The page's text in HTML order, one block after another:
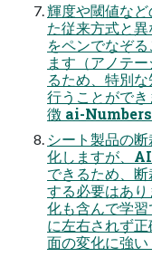
輝度や閾値な
た従来方式と
をペンでなぞ
ます（アノテ
るため、特別
行うことがで
徴 ai-Numbers
シート製品の
化しますが、
できるため、
する必要はあ
化も含んで学
に左右されず
面の変化に強